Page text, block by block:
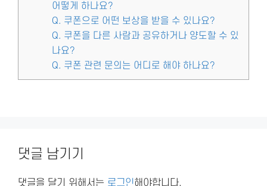
어떻게 하나요?
Q. 쿠폰으로 어떤 보상을 받을 수 있나요?
Q. 쿠폰을 다른 사람과 공유하거나 양도할 수 있
나요?
Q. 쿠폰 관련 문의는 어디로 해야 하나요?
댓글 남기기
댓글을 달기 위해서는 로그인해야합니다.